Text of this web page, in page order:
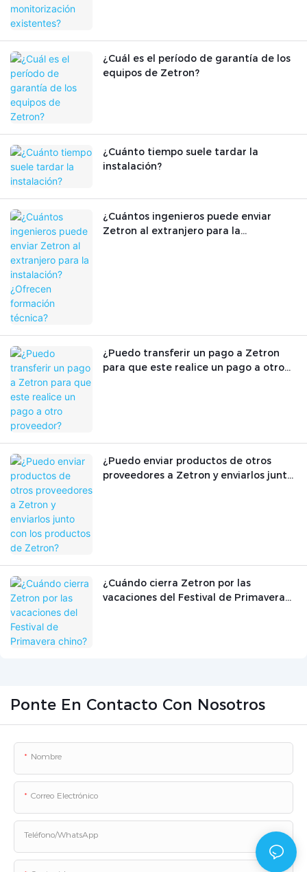
¿Cuál es el período de garantía de los
equipos de Zetron?
¿Cuánto tiempo suele tardar la
instalación?
¿Cuántos ingenieros puede enviar
Zetron al extranjero para la
¿Puedo transferir un pago a Zetron
para que este realice un pago a otro
¿Puedo enviar productos de otros
proveedores a Zetron y enviarlos junto
¿Cuándo cierra Zetron por las
vacaciones del Festival de Primavera
Ponte En Contacto Con Nosotros
Nombre
Correo Electrónico
Teléfono/WhatsApp